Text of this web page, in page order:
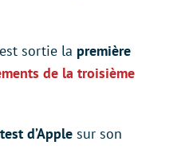
sortie la première
de la troisième
d’Apple sur son